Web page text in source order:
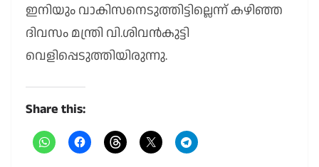
ഇനിയും വാകിസനെടുത്തിട്ടില്ലെന്ന് കഴിഞ്ഞ
ദിവസം മന്ത്രി വി.ശിവൻകുട്ടി
വെളിപ്പെടുത്തിയിരുന്നു.
Share this: